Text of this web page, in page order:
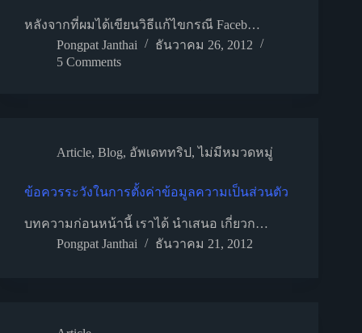
หลังจากที่ผมได้เขียนวิธีแก้ไขกรณี Faceb…
Pongpat Janthai
ธันวาคม 26, 2012
5 Comments
Article, Blog, อัพเดททริป,ไม่มีหมวดหมู่
ข้อควรระวังในการตั้งค่าข้อมูลความเป็นส่วนตัว
บทความก่อนหน้านี้ เราได้ นำเสนอ เกี่ยวก…
Pongpat Janthai
ธันวาคม 21, 2012